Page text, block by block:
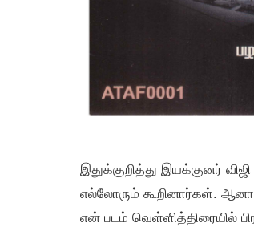
இதுக்குறித்து இயக்குனர்
எல்லோரும் கூறினார்கள்.
என் படம் வெள்ளித்திரையில்